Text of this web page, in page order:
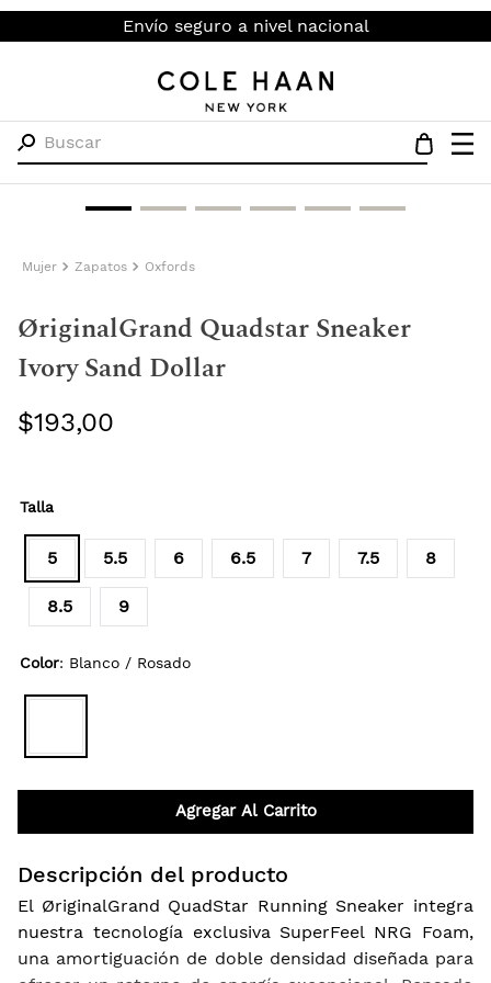
Envío seguro a nivel nacional
Buscar
Mujer Zapatos Oxfords
ØriginalGrand Quadstar Sneaker
Ivory Sand Dollar
$193,00
Talla
5 5.5 6 6.5 7 7.5 8
8.5 9
Color: Blanco / Rosado
Agregar Al Carrito
Descripción del producto
El ØriginalGrand QuadStar Running Sneaker integra
nuestra tecnología exclusiva SuperFeel NRG Foam,
una amortiguación de doble densidad diseñada para